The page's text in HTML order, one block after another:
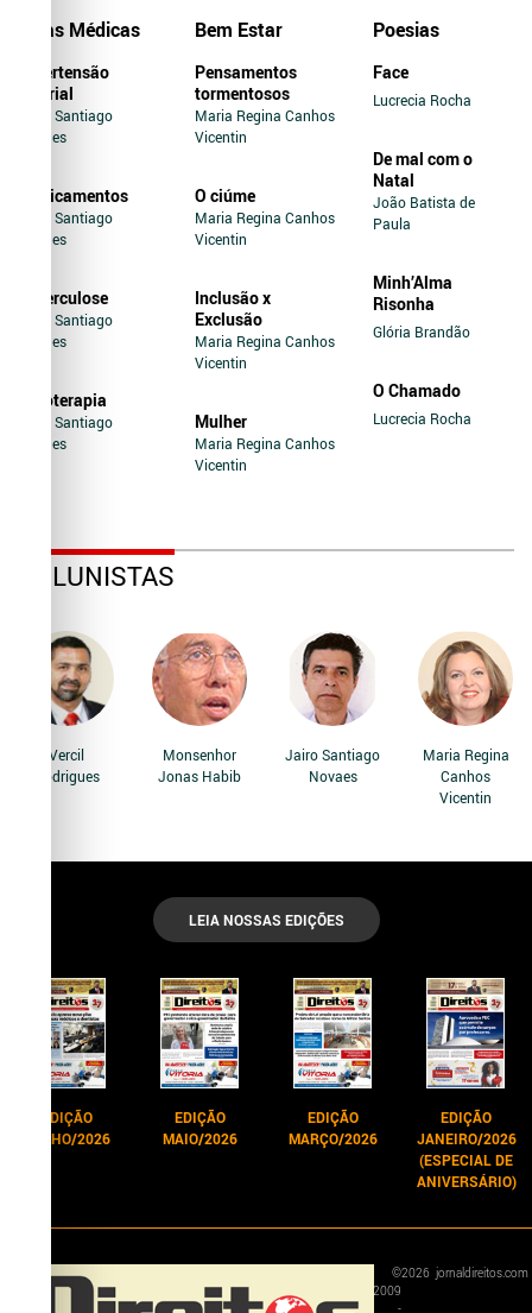
Dicas Médicas
Hipertensão
Arterial
Jairo Santiago
Novaes
Medicamentos
Jairo Santiago
Novaes
Tuberculose
Jairo Santiago
Novaes
Soroterapia
Jairo Santiago
Novaes
Bem Estar
Pensamentos
tormentosos
Maria Regina Canhos
Vicentin
O ciúme
Maria Regina Canhos
Vicentin
Inclusão x
Exclusão
Maria Regina Canhos
Vicentin
Mulher
Maria Regina Canhos
Vicentin
Poesias
Face
Lucrecia Rocha
De mal com o
Natal
João Batista de
Paula
Minh’Alma
Risonha
Glória Brandão
O Chamado
Lucrecia Rocha
COLUNISTAS
Vercil
Rodrigues
Monsenhor
Jonas Habib
Jairo Santiago
Novaes
Maria Regina
Canhos
Vicentin
LEIA NOSSAS EDIÇÕES
EDIÇÃO
JUNHO/2026
EDIÇÃO
MAIO/2026
EDIÇÃO
MARÇO/2026
EDIÇÃO
JANEIRO/2026
(ESPECIAL DE
ANIVERSÁRIO)
©
2009
-
2026 jornaldireitos.com